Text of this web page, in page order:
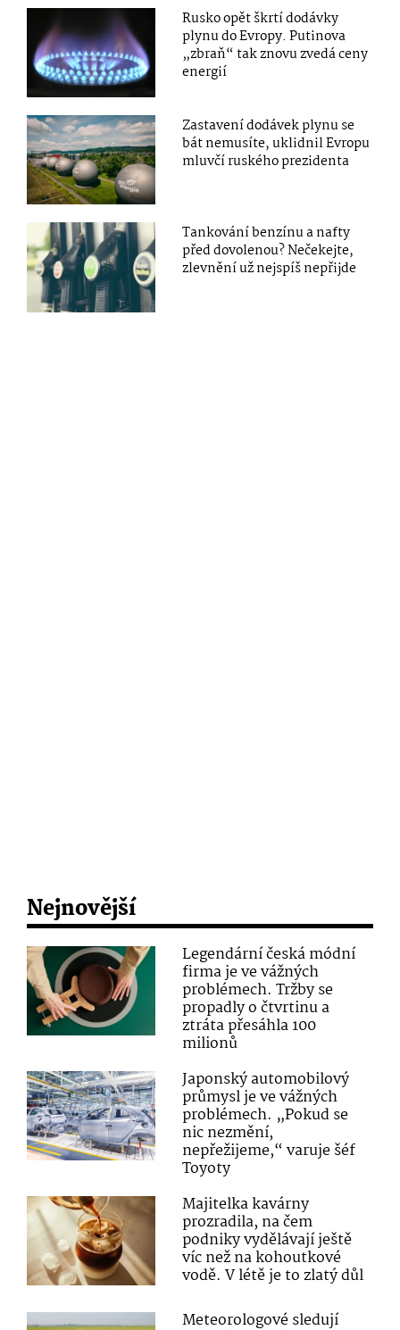
Rusko opět škrtí dodávky
plynu do Evropy. Putinova
„zbraň“ tak znovu zvedá ceny
energií
Zastavení dodávek plynu se
bát nemusíte, uklidnil Evropu
mluvčí ruského prezidenta
Tankování benzínu a nafty
před dovolenou? Nečekejte,
zlevnění už nejspíš nepřijde
Nejnovější
Legendární česká módní
firma je ve vážných
problémech. Tržby se
propadly o čtvrtinu a
ztráta přesáhla 100
milionů
Japonský automobilový
průmysl je ve vážných
problémech. „Pokud se
nic nezmění,
nepřežijeme,“ varuje šéf
Toyoty
Majitelka kavárny
prozradila, na čem
podniky vydělávají ještě
víc než na kohoutkové
vodě. V létě je to zlatý důl
Meteorologové sledují